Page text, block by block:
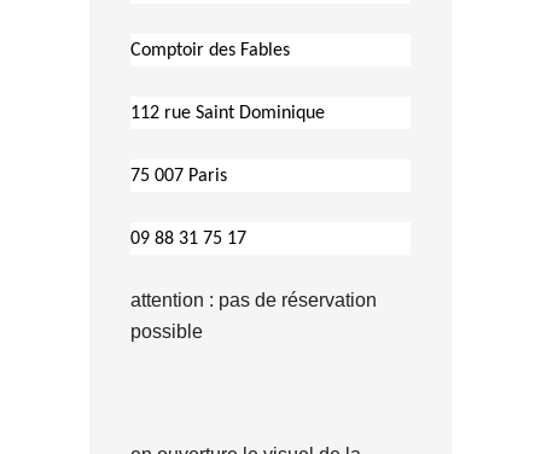
Comptoir des Fables
112 rue Saint Dominique
75 007 Paris
09 88 31 75 17
attention : pas de réservation
possible